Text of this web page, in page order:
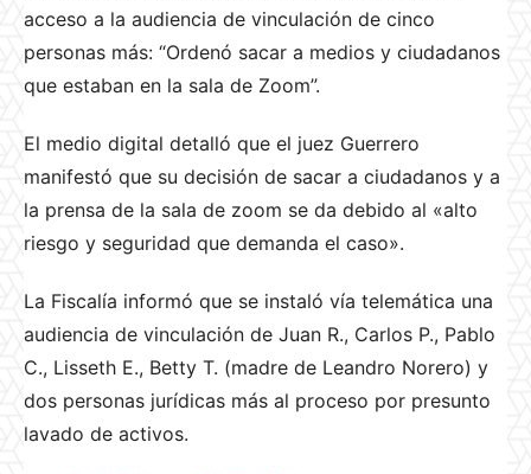
acceso a la audiencia de vinculación de cinco
personas más: “Ordenó sacar a medios y ciudadanos
que estaban en la sala de Zoom”.
El medio digital detalló que el juez Guerrero
manifestó que su decisión de sacar a ciudadanos y a
la prensa de la sala de zoom se da debido al «alto
riesgo y seguridad que demanda el caso».
La Fiscalía informó que se instaló vía telemática una
audiencia de vinculación de Juan R., Carlos P., Pablo
C., Lisseth E., Betty T. (madre de Leandro Norero) y
dos personas jurídicas más al proceso por presunto
lavado de activos.